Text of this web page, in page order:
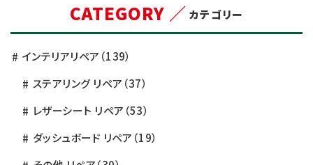
CATEGORY ／ カテゴリー
インテリアリペア （139）
ステアリング リペア （37）
レザーシート リペア （53）
ダッシュボード リペア （19）